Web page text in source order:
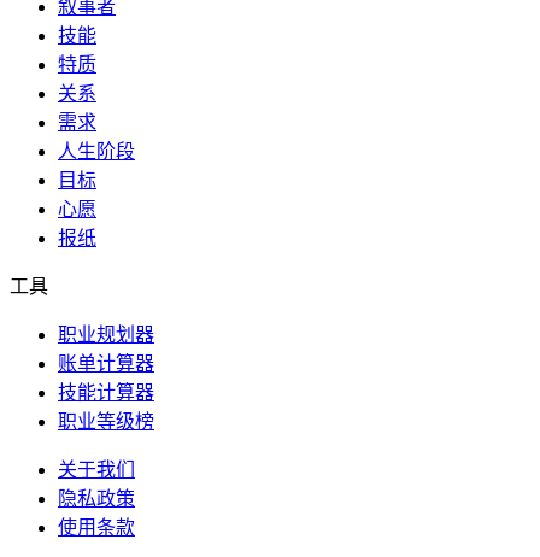
叙事者
技能
特质
关系
需求
人生阶段
目标
心愿
报纸
工具
职业规划器
账单计算器
技能计算器
职业等级榜
关于我们
隐私政策
使用条款